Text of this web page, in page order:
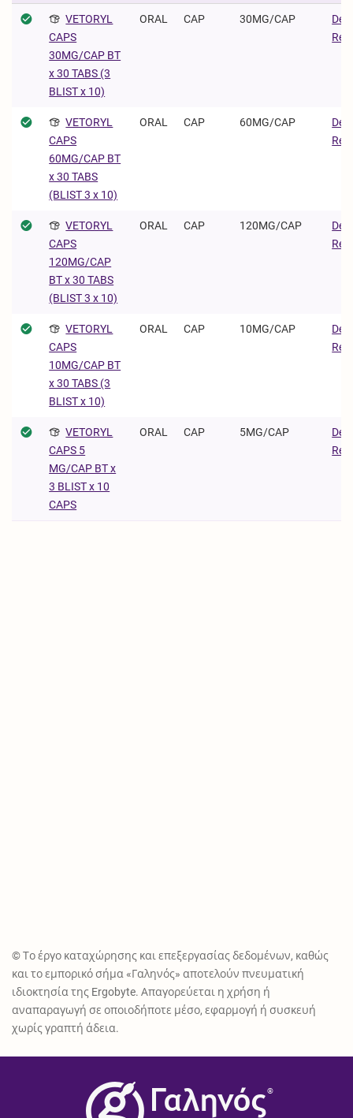
VETORYL
CAPS
30MG/CAP BT
x 30 TABS (3
BLIST x 10)
ORAL CAP 30MG/CAP
VETORYL
CAPS
60MG/CAP BT
x 30 TABS
(BLIST 3 x 10)
ORAL CAP 60MG/CAP
VETORYL
CAPS
120MG/CAP
BT x 30 TABS
(BLIST 3 x 10)
ORAL CAP 120MG/CAP
VETORYL
CAPS
10MG/CAP BT
x 30 TABS (3
BLIST x 10)
ORAL CAP 10MG/CAP
VETORYL
CAPS 5
MG/CAP BT x
3 BLIST x 10
CAPS
ORAL CAP 5MG/CAP
© Το έργο καταχώρησης και επεξεργασίας δεδομένων, καθώς
και το εμπορικό σήμα «Γαληνός» αποτελούν πνευματική
ιδιοκτησία της Ergobyte. Απαγορεύεται η χρήση ή
αναπαραγωγή σε οποιοδήποτε μέσο, εφαρμογή ή συσκευή
χωρίς γραπτή άδεια.
®